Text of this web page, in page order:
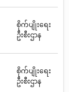
စိုက်ပျိုးရေး
ဦးစီးဌာန
စိုက်ပျိုးရေး
ဦးစီးဌာန